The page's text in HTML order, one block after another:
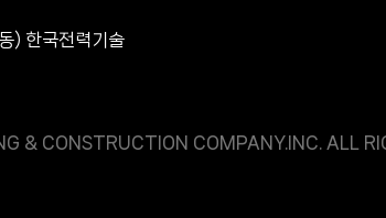
) 한국전력기술
& CONSTRUCTION COMPANY.INC. ALL